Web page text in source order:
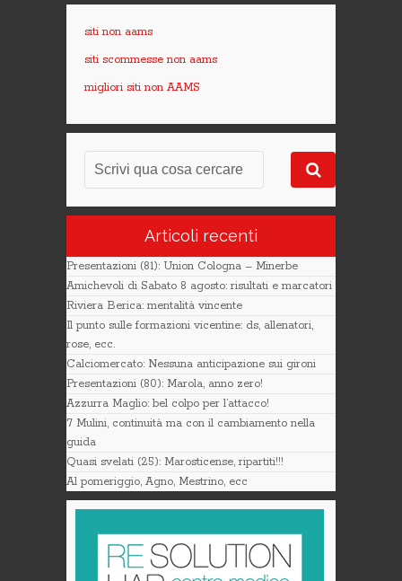
siti non aams
siti scommesse non aams
migliori siti non AAMS
Articoli recenti
Presentazioni (81): Union Cologna – Minerbe
Amichevoli di Sabato 8 agosto: risultati e marcatori
Riviera Berica: mentalità vincente
Il punto sulle formazioni vicentine: ds, allenatori,
rose, ecc.
Calciomercato: Nessuna anticipazione sui gironi
Presentazioni (80): Marola, anno zero!
Azzurra Maglio: bel colpo per l’attacco!
7 Mulini, continuità ma con il cambiamento nella
guida
Quasi svelati (25): Marosticense, ripartiti!!!
Al pomeriggio, Agno, Mestrino, ecc